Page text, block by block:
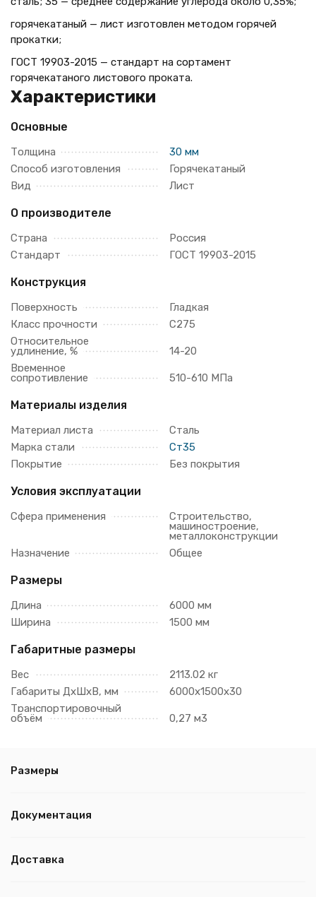
горячекатаный — лист изготовлен методом горячей
прокатки;
ГОСТ 19903-2015 — стандарт на сортамент
горячекатаного листового проката.
Характеристики
Основные
Толщина
30 мм
Способ изготовления
Горячекатаный
Вид
Лист
О производителе
Страна
Россия
Стандарт
ГОСТ 19903-2015
Конструкция
Поверхность
Гладкая
Класс прочности
С275
Относительное
удлинение, %
14-20
Временное
сопротивление 510-610 МПа
Материалы изделия
Материал листа
Сталь
Марка стали
Ст35
Покрытие
Без покрытия
Условия эксплуатации
Сфера применения Строительство,
машиностроение,
металлоконструкции
Назначение
Общее
Размеры
Длина
6000 мм
Ширина
1500 мм
Габаритные размеры
Вес
2113.02 кг
Габариты ДхШхВ, мм
6000х1500х30
Транспортировочный
объём 0,27 м3
Размеры
Документация
Доставка